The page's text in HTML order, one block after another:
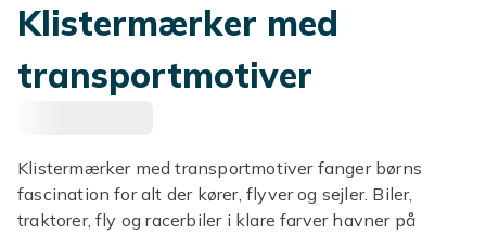
Klistermærker med
transportmotiver
Klistermærker med transportmotiver fanger børns
fascination for alt der kører, flyver og sejler. Biler,
traktorer, fly og racerbiler i klare farver havner på